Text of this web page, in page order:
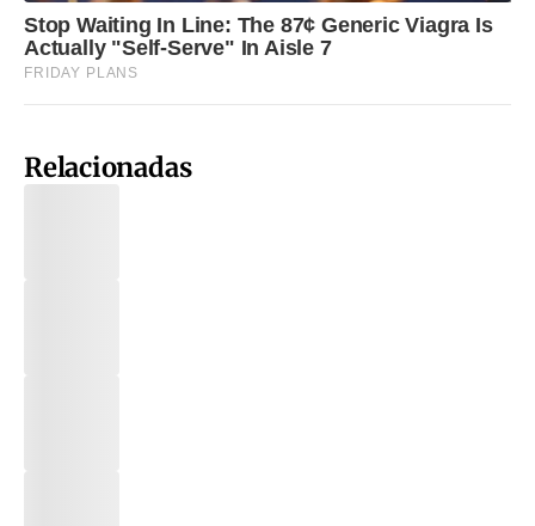
Relacionadas